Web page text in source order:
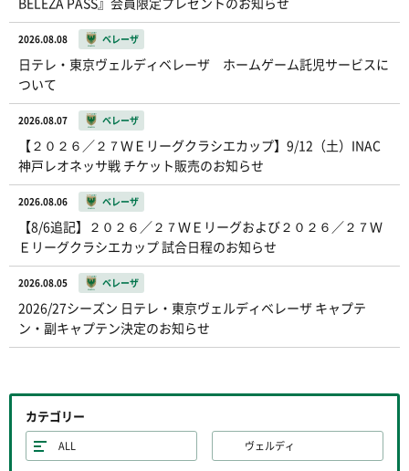
2026.08.08 ベレーザ
日テレ・東京ヴェルディベレーザ ホームゲーム託児サービスに
ついて
2026.08.07 ベレーザ
【２０２６／２７ＷＥリーグクラシエカップ】9/12（土）INAC
神戸レオネッサ戦 チケット販売のお知らせ
2026.08.06 ベレーザ
【8/6追記】２０２６／２７ＷＥリーグおよび２０２６／２７Ｗ
Ｅリーグクラシエカップ 試合日程のお知らせ
2026.08.05 ベレーザ
2026/27シーズン 日テレ・東京ヴェルディベレーザ キャプテ
ン・副キャプテン決定のお知らせ
カテゴリー
ALL ヴェルディ